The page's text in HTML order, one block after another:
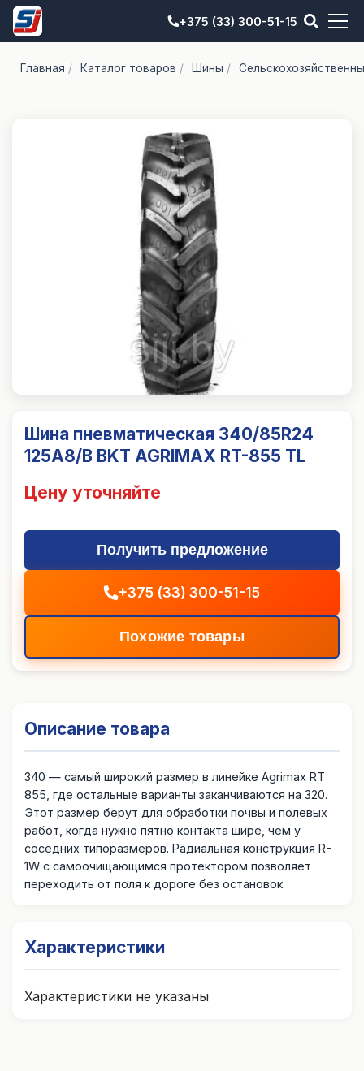
+375 (33) 300-51-15
Главная / Каталог товаров / Шины /
Шина пневматическая 340/85R24
125A8/B BKT AGRIMAX RT-855 TL
Цену уточняйте
Получить предложение
+375 (33) 300-51-15
Похожие товары
Описание товара
340 — самый широкий размер в линейке Agrimax RT
855, где остальные варианты заканчиваются на 320.
Этот размер берут для обработки почвы и полевых
работ, когда нужно пятно контакта шире, чем у
соседних типоразмеров. Радиальная конструкция R-
1W с самоочищающимся протектором позволяет
переходить от поля к дороге без остановок.
Характеристики
Характеристики не указаны